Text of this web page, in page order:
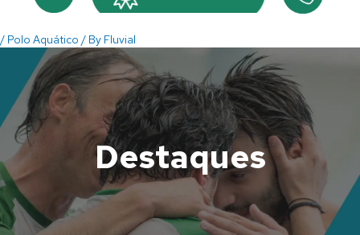
/ Polo Aquático / By Fluvial
Destaques